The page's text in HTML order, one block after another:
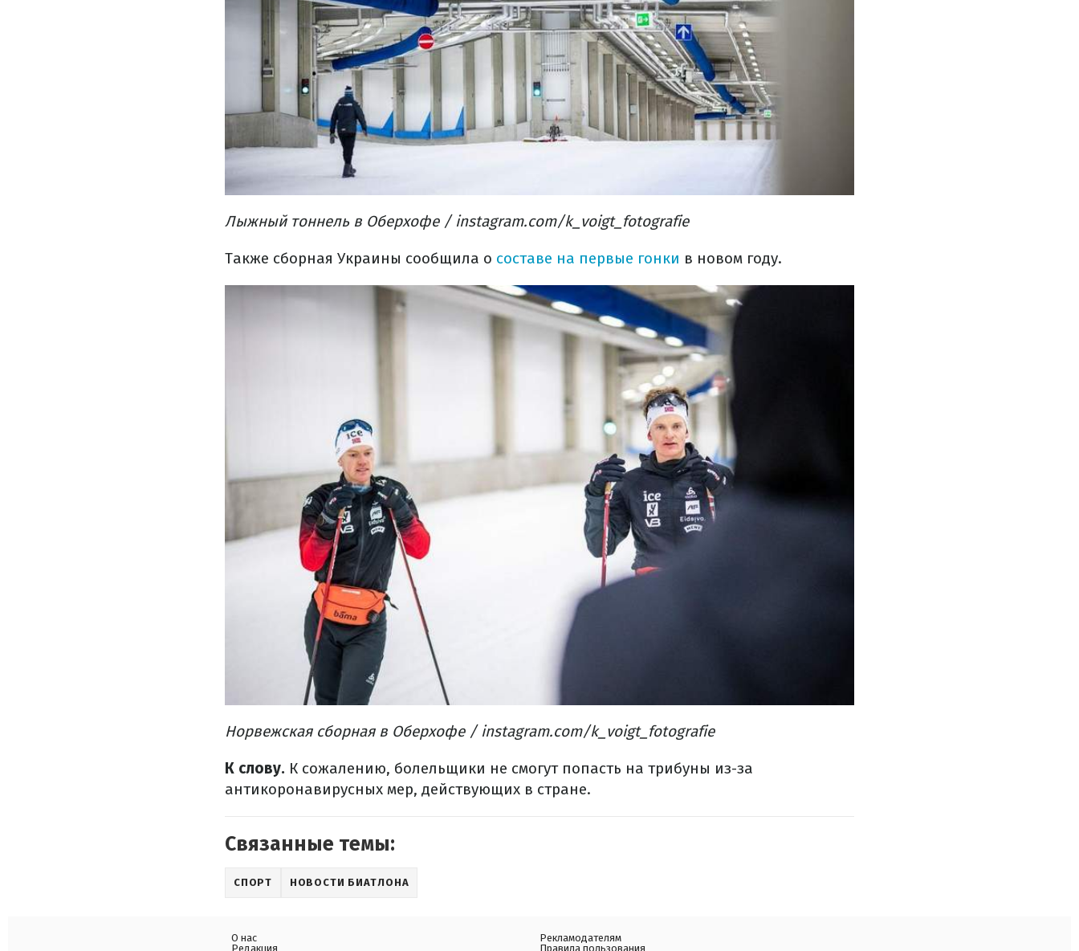
Лыжный тоннель в Оберхофе / instagram.com/k_voigt_fotografie
Также сборная Украины сообщила о составе на первые гонки в новом году.
Норвежская сборная в Оберхофе / instagram.com/k_voigt_fotografie
К слову. К сожалению, болельщики не смогут попасть на трибуны из-за
антикоронавирусных мер, действующих в стране.
Связанные темы:
СПОРТ НОВОСТИ БИАТЛОНА
О нас
Редакция
Рекламодателям
Правила пользования